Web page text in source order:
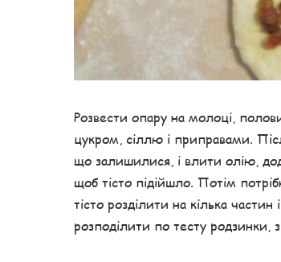
Розвести опару на молоці,
цукром, сіллю і приправами.
що залишилися, і влити олію,
щоб тісто підійшло. Потім
тісто розділити на кілька
розподілити по тесту родзинки,